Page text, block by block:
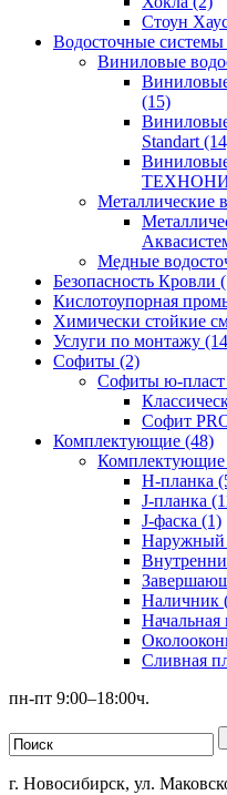
Стоун
Водосточные системы
Виниловые
(15)
Standart
Металлические
Медные
Безопасность Кровли
Кислотоупорная
Химически стойкие
Услуги по монтажу
Софиты (2)
Софиты ю-пласт
Софит
Комплектующие (48)
H-планка
J-планка
J-фаска (1)
Наружный
Наличник
Начальная
Сливная
пн-пт 9:00–18:00ч.
г. Новосибирск, ул.